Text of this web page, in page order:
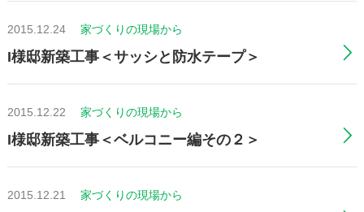
2015.12.24 家づくりの現場から
I様邸新築工事＜サッシと防水テープ＞
2015.12.22 家づくりの現場から
I様邸新築工事＜ベルコニー編その２＞
2015.12.21 家づくりの現場から